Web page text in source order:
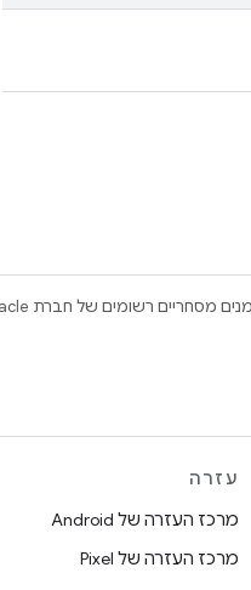
עזרה
מרכז העזרה של Android
מרכז העזרה של Pixel